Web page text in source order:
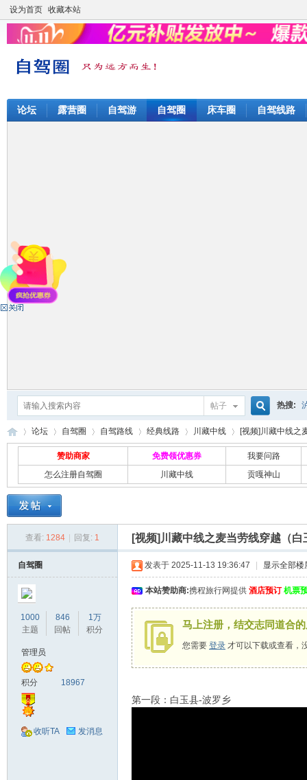
设为首页 收藏本站
论坛 露营圈 自驾游 自驾圈 床车圈 自驾线路
帖子
搜
索
热搜:
自 »
论坛
›
自驾圈
›
自驾路线
›
经典线路
›
川藏中线
›
[视频]川藏中线之
赞助商家 免费领优惠券
我要问路
怎么注册自驾圈
川藏中线 贡嘎神山
查看: 1284 回复: 1 [视频]川藏中线之麦当劳线穿越（白
自驾圈
1000
主题
846
回帖
1万
积分
管理员
积分 18967
收听TA 发消息
发表于 2025-11-13 19:36:47 显示全部楼
本站赞助商:携程旅行网提供 酒店预订 机票
马上注册，结交志同道合
您需要 登录 才可以下载或查看，
第一段：白玉县-波罗乡